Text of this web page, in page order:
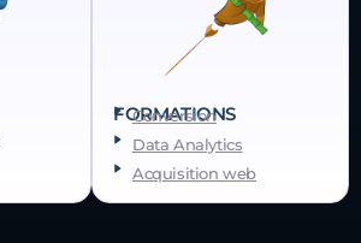
FORMATIONS
Conversion
Data Analytics
Acquisition web